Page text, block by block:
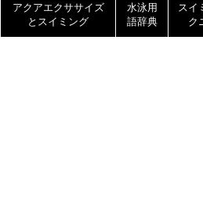
アクアエクササイズ
とスイミング
水泳用
語辞典
スイ
ク